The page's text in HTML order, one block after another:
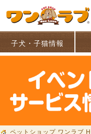
子犬・子猫情報
ペットショップ ワンラブ